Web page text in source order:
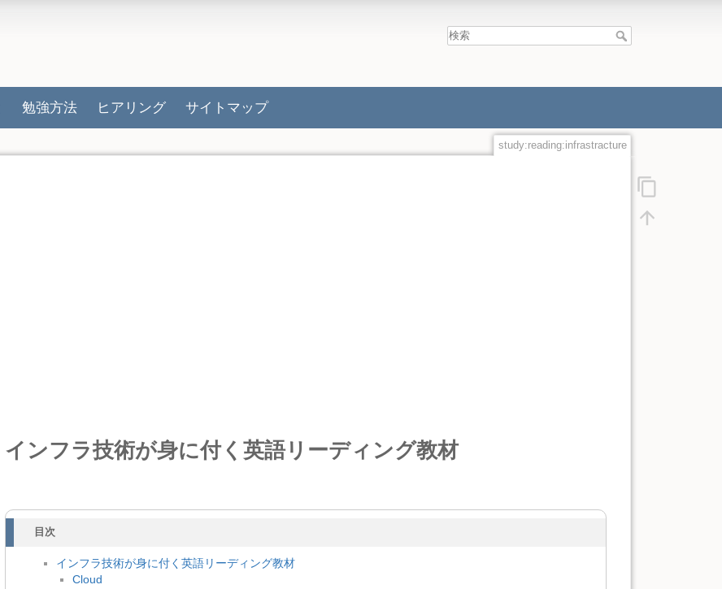
勉強方法 ヒアリング サイトマップ
study:reading:infrastracture
インフラ技術が身に付く英語リーディング教材
目次
インフラ技術が身に付く英語リーディング教材
Cloud